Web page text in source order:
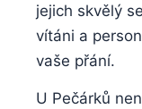
jejich skvělý
vítáni a
vaše přání.
U Pečárků